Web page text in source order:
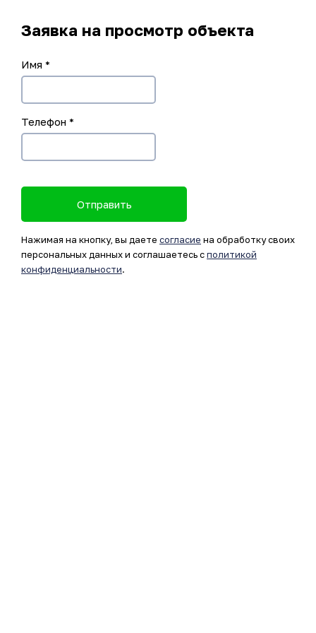
Заявка на просмотр объекта
Имя *
Телефон *
Отправить
Нажимая на кнопку, вы даете согласие на обработку своих
персональных данных и соглашаетесь сполитикой
конфиденциальности.